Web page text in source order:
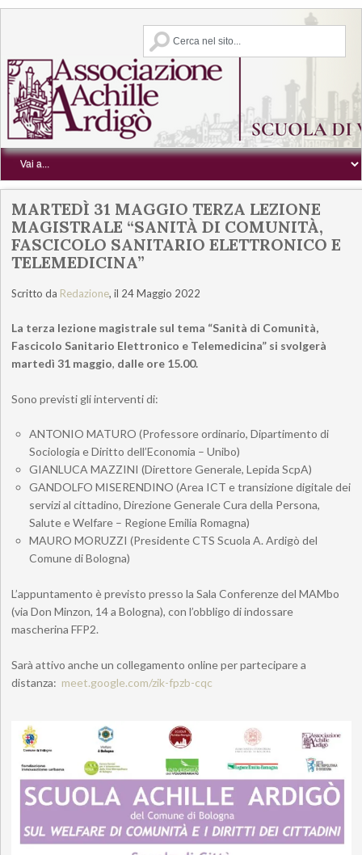
MARTEDÌ 31 MAGGIO TERZA LEZIONE
MAGISTRALE “SANITÀ DI COMUNITÀ,
FASCICOLO SANITARIO ELETTRONICO E
TELEMEDICINA”
Scritto da Redazione, il 24 Maggio 2022
La terza lezione magistrale sul tema “Sanità di Comunità,
Fascicolo Sanitario Elettronico e Telemedicina” si svolgerà
martedì 31 maggio, dalle ore 15.00.
Sono previsti gli interventi di:
ANTONIO MATURO (Professore ordinario, Dipartimento di
Sociologia e Diritto dell’Economia – Unibo)
GIANLUCA MAZZINI (Direttore Generale, Lepida ScpA)
GANDOLFO MISERENDINO (Area ICT e transizione digitale dei
servizi al cittadino,Direzione Generale Cura della Persona,
Salute e Welfare – Regione Emilia Romagna)
MAURO MORUZZI (Presidente CTS Scuola A. Ardigò del
Comune di Bologna)
L’appuntamento è previsto presso la Sala Conferenze del MAMbo
(via Don Minzon, 14 a Bologna), con l’obbligo di indossare
mascherina FFP2.
Sarà attivo anche un collegamento online per partecipare a
distanza: meet.google.com/zik-fpzb-cqc